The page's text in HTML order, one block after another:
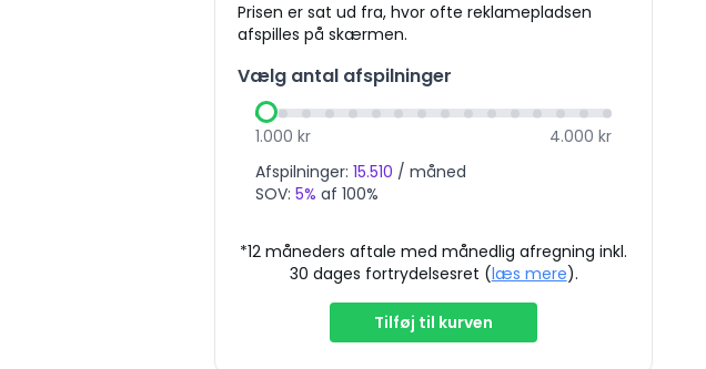
Prisen er sat ud fra, hvor ofte reklamepladsen
afspilles på skærmen.
Vælg antal afspilninger
1.000 kr 4.000 kr
Afspilninger:15.510 / måned
SOV:5% af 100%
*12 måneders aftale med månedlig afregning inkl.
30 dages fortrydelsesret (læs mere).
Tilføj til kurven